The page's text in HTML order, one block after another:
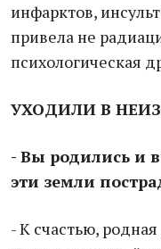
инфарктов,
привела не
психологическая
УХОДИЛИ В
- Вы родились и
эти земли
- К счастью,